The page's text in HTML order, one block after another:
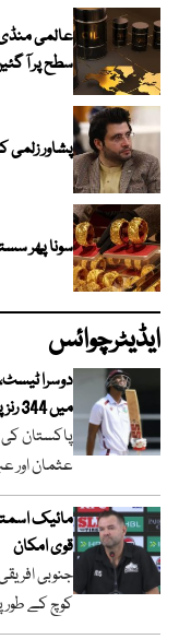
عالمی
سطح پر آ
پشاور زلمی
سونا پھر
ایڈیٹرچوائس
دوسرا
میں 344 رنز پر آؤٹ
عثمان اور
مائیک
قوی امکان
جنوبی
کوچ کے